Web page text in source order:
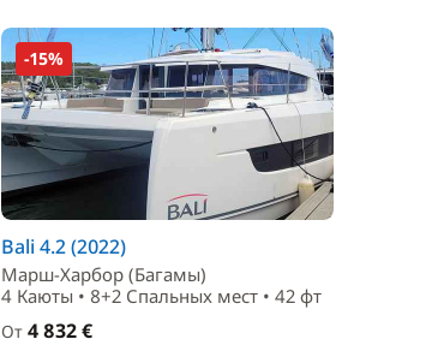
-15%
Bali 4.2 (2022)
Марш-Харбор (Багамы)
4 Каюты • 8+2 Спальныx мест • 42 фт
От 4 832 €